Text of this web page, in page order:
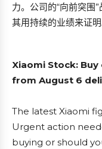
力。公司的“向前突围
其用持续的业绩来证明
Xiaomi Stock: Buy
from August 6
The latest Xiaomi
Urgent action
buying or should